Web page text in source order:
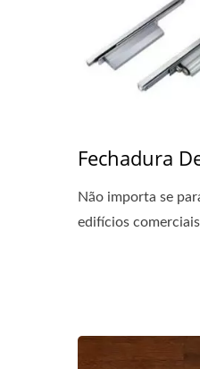
Fechadura
Não importa se
edifícios